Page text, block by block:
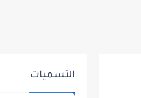
التسميات